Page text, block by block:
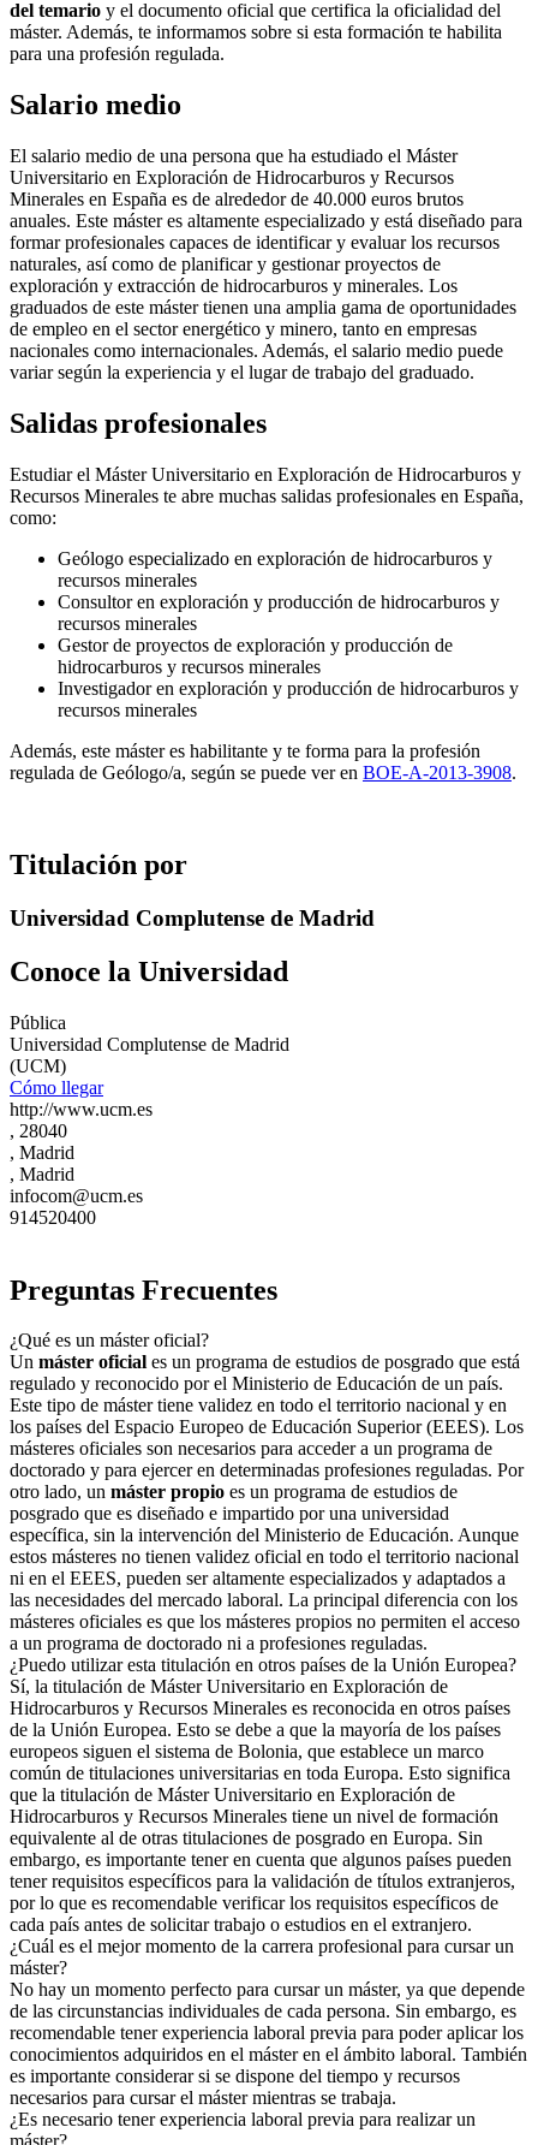
del temario y el documento oficial que certifica la oficialidad del
máster. Además, te informamos sobre si esta formación te habilita
para una profesión regulada.
Salario medio
El salario medio de una persona que ha estudiado el Máster
Universitario en Exploración de Hidrocarburos y Recursos
Minerales en España es de alrededor de 40.000 euros brutos
anuales. Este máster es altamente especializado y está diseñado para
formar profesionales capaces de identificar y evaluar los recursos
naturales, así como de planificar y gestionar proyectos de
exploración y extracción de hidrocarburos y minerales. Los
graduados de este máster tienen una amplia gama de oportunidades
de empleo en el sector energético y minero, tanto en empresas
nacionales como internacionales. Además, el salario medio puede
variar según la experiencia y el lugar de trabajo del graduado.
Salidas profesionales
Estudiar el Máster Universitario en Exploración de Hidrocarburos y
Recursos Minerales te abre muchas salidas profesionales en España,
como:
Geólogo especializado en exploración de hidrocarburos y
recursos minerales
Consultor en exploración y producción de hidrocarburos y
recursos minerales
Gestor de proyectos de exploración y producción de
hidrocarburos y recursos minerales
Investigador en exploración y producción de hidrocarburos y
recursos minerales
Además, este máster es habilitante y te forma para la profesión
regulada de Geólogo/a, según se puede ver en BOE-A-2013-3908.
Titulación por
Universidad Complutense de Madrid
Conoce la Universidad
Pública
Universidad Complutense de Madrid
(UCM)
Cómo llegar
http://www.ucm.es
, 28040
, Madrid
, Madrid
infocom@ucm.es
914520400
Preguntas Frecuentes
¿Qué es un máster oficial?
Un máster oficial es un programa de estudios de posgrado que está
regulado y reconocido por el Ministerio de Educación de un país.
Este tipo de máster tiene validez en todo el territorio nacional y en
los países del Espacio Europeo de Educación Superior (EEES). Los
másteres oficiales son necesarios para acceder a un programa de
doctorado y para ejercer en determinadas profesiones reguladas. Por
otro lado, un máster propio es un programa de estudios de
posgrado que es diseñado e impartido por una universidad
específica, sin la intervención del Ministerio de Educación. Aunque
estos másteres no tienen validez oficial en todo el territorio nacional
ni en el EEES, pueden ser altamente especializados y adaptados a
las necesidades del mercado laboral. La principal diferencia con los
másteres oficiales es que los másteres propios no permiten el acceso
a un programa de doctorado ni a profesiones reguladas.
¿Puedo utilizar esta titulación en otros países de la Unión Europea?
Sí, la titulación de Máster Universitario en Exploración de
Hidrocarburos y Recursos Minerales es reconocida en otros países
de la Unión Europea. Esto se debe a que la mayoría de los países
europeos siguen el sistema de Bolonia, que establece un marco
común de titulaciones universitarias en toda Europa. Esto significa
que la titulación de Máster Universitario en Exploración de
Hidrocarburos y Recursos Minerales tiene un nivel de formación
equivalente al de otras titulaciones de posgrado en Europa. Sin
embargo, es importante tener en cuenta que algunos países pueden
tener requisitos específicos para la validación de títulos extranjeros,
por lo que es recomendable verificar los requisitos específicos de
cada país antes de solicitar trabajo o estudios en el extranjero.
¿Cuál es el mejor momento de la carrera profesional para cursar un
máster?
No hay un momento perfecto para cursar un máster, ya que depende
de las circunstancias individuales de cada persona. Sin embargo, es
recomendable tener experiencia laboral previa para poder aplicar los
conocimientos adquiridos en el máster en el ámbito laboral. También
es importante considerar si se dispone del tiempo y recursos
necesarios para cursar el máster mientras se trabaja.
¿Es necesario tener experiencia laboral previa para realizar un